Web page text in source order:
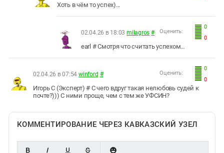
Хоть в чём то успех)...
0
0
Оценить:
02.04.26 в 18:03 milagros #
earl # Смотря что считать успехом…
0
0
Оценить:
02.04.26 в 07:54 winford #
Игорь С (Эксперт) # С чего вдруг такая нелюбовь судей к
почте?))) С ними проще, чем с тем же УФСИН?
КОММЕНТИРОВАНИЕ ЧЕРЕЗ КАВКАЗСКИЙ УЗЕЛ